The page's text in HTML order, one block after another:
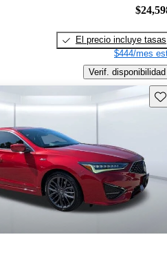
El precio incluye tasas
$444/mes
Verif. disponibilidad